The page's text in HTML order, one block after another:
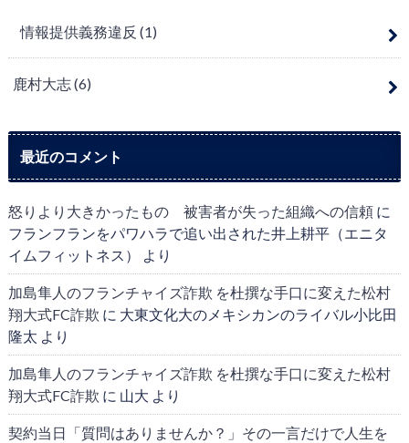
情報提供義務違反 (1)
鹿村大志(6)
最近のコメント
怒りより大きかったもの 被害者が失った組織への信頼に
フランフランをパワハラで追い出された井上耕平（エニタ
イムフィットネス）
より
加島隼人のフランチャイズ詐欺 を杜撰な手口に変えた松村
翔大式FC詐欺 に 大東文化大のメキシカンのライバル小比田
隆太 より
加島隼人のフランチャイズ詐欺 を杜撰な手口に変えた松村
翔大式FC詐欺 に 山大 より
契約当日「質問はありませんか？」その一言だけで人生を